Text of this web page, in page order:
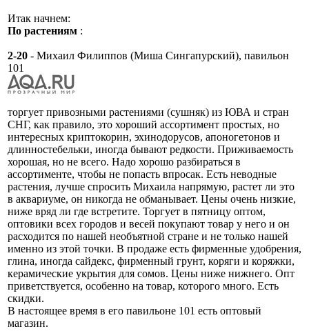
Итак начнем:
По растениям :
2-20 - Михаил Филиппов (Миша Сингапурский), павильон
101
торгует привозными растениями (сушняк) из ЮВА и стран
СНГ, как правило, это хороший ассортимент простых, но
интересных криптокорин, эхинодорусов, апоногетонов и
длинностебельки, иногда бывают редкости. Приживаемость
хорошая, но не всего. Надо хорошо разбираться в
ассортименте, чтобы не попасть впросак. Есть неводные
растения, лучше спросить Михаила напрямую, растет ли это
в аквариуме, он никогда не обманывает. Цены очень низкие,
ниже вряд ли где встретите. Торгует в пятницу оптом,
оптовики всех городов и весей покупают товар у него и он
расходится по нашей необъятной стране и не только нашей
именно из этой точки. В продаже есть фирменные удобрения,
глина, иногда сайдекс, фирменный грунт, коряги и коряжки,
керамические укрытия для сомов. Цены ниже нижнего. Опт
приветствуется, особенно на товар, которого много. Есть
скидки.
В настоящее время в его павильоне 101 есть оптовый
магазин.